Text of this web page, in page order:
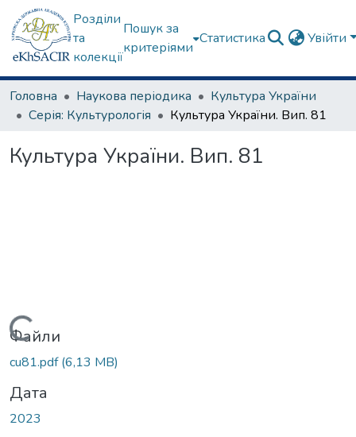
Розділи
та
колекції
Пошук за
критеріями
Статистика Увійти
Головна Наукова періодика
Культура України
Серія: Культурологія
Культура України. Вип. 81
Культура України. Вип. 81
Вантажиться...
Файли
cu81.pdf(6,13 MB)
Дата
2023